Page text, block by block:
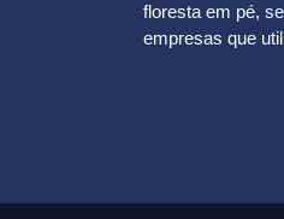
floresta em pé,
empresas que